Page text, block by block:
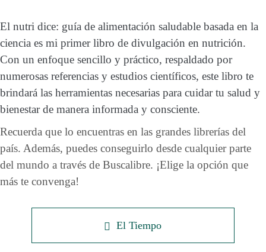
El nutri dice: guía de alimentación saludable basada en la
ciencia es mi primer libro de divulgación en nutrición.
Con un enfoque sencillo y práctico, respaldado por
numerosas referencias y estudios científicos, este libro te
brindará las herramientas necesarias para cuidar tu salud y
bienestar de manera informada y consciente.
Recuerda que lo encuentras en las grandes librerías del
país. Además, puedes conseguirlo desde cualquier parte
del mundo a través de Buscalibre. ¡Elige la opción que
más te convenga!
El Tiempo